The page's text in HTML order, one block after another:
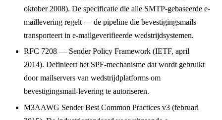
oktober 2008). De specificatie die alle SMTP-gebaseerde e-
maillevering regelt — de pipeline die bevestigingsmails
transporteert in e-mailgeverifieerde wedstrijdsystemen.
RFC 7208 — Sender Policy Framework (IETF, april
2014). Definieert het SPF-mechanisme dat wordt gebruikt
door mailservers van wedstrijdplatforms om
bevestigingsmail-levering te autoriseren.
M3AAWG Sender Best Common Practices v3 (februari